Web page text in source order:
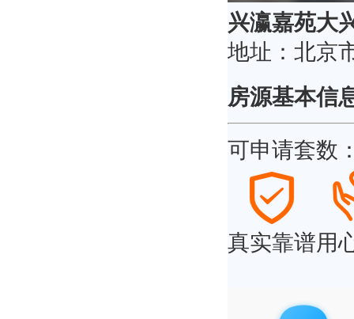
兴瀛嘉苑大
地址： 北京
房源基本信
可申请套数
真实靠谱用